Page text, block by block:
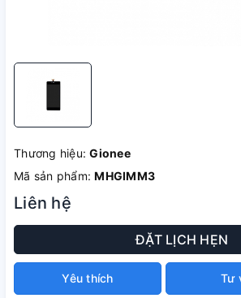
Thương hiệu:Gionee
Mã sản phẩm:MHGIMM3
Liên hệ
ĐẶT LỊCH HẸN
Yêu thích Tư